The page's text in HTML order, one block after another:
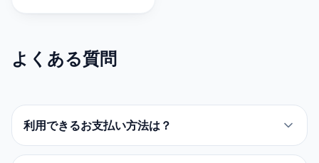
よくある質問
利用できるお支払い方法は？